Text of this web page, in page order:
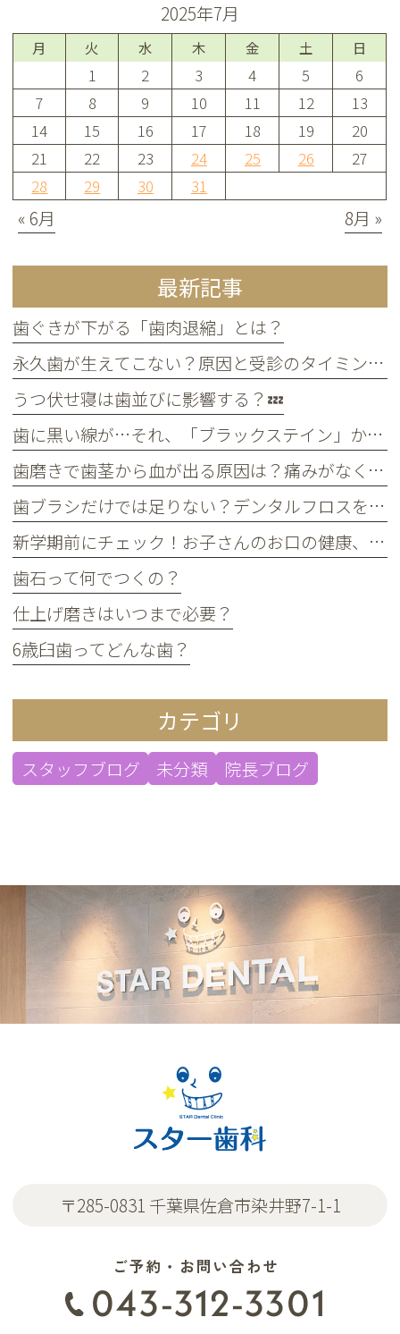
2025年7月
月 火 水 木 金 土 日
1 2 3 4 5
6
7
8 9 10 11 12
13
14
15 16 17 18 19
20
21
22 23 24 25 26
27
28
29 30 31
« 6月 8月 »
最新記事
歯ぐきが下がる「歯肉退縮」とは？
永久歯が生えてこない？原因と受診のタイミングについて
うつ伏せ寝は歯並びに影響する？💤
歯に黒い線が…それ、「ブラックステイン」かもしれません！
歯磨きで歯茎から血が出る原因は？痛みがなくても受診すべき判断基準
歯ブラシだけでは足りない？デンタルフロスを使うメリット
新学期前にチェック！お子さんのお口の健康、大丈夫？
歯石って何でつくの？
仕上げ磨きはいつまで必要？
6歳臼歯ってどんな歯？
カテゴリ
スタッフブログ 未分類 院長ブログ
〒285-0831 千葉県佐倉市染井野7-1-1
ご予約・お問い合わせ
043-312-3301